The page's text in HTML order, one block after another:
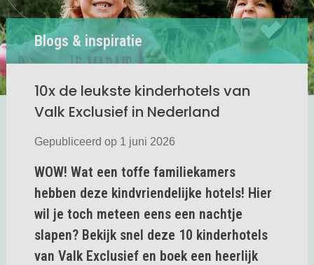
Blogs & inspiratie
10x de leukste kinderhotels van
Valk Exclusief in Nederland
Gepubliceerd op 1 juni 2026
WOW! Wat een toffe familiekamers
hebben deze kindvriendelijke hotels! Hier
wil je toch meteen eens een nachtje
slapen? Bekijk snel deze 10 kinderhotels
van Valk Exclusief en boek een heerlijk